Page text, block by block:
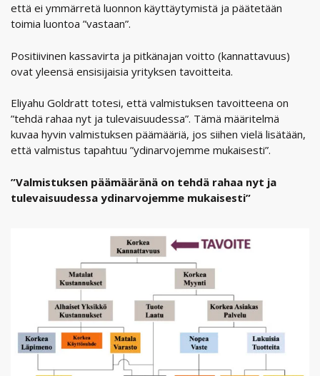
että ei ymmärretä luonnon käyttäytymistä ja päätetään
toimia luontoa ”vastaan”.
Positiivinen kassavirta ja pitkänajan voitto (kannattavuus)
ovat yleensä ensisijaisia yrityksen tavoitteita.
Eliyahu Goldratt totesi, että valmistuksen tavoitteena on
”tehdä rahaa nyt ja tulevaisuudessa”. Tämä määritelmä
kuvaa hyvin valmistuksen päämääriä, jos siihen vielä lisätään,
että valmistus tapahtuu ”ydinarvojemme mukaisesti”.
”Valmistuksen päämääränä on tehdä rahaa nyt ja
tulevaisuudessa ydinarvojemme mukaisesti”